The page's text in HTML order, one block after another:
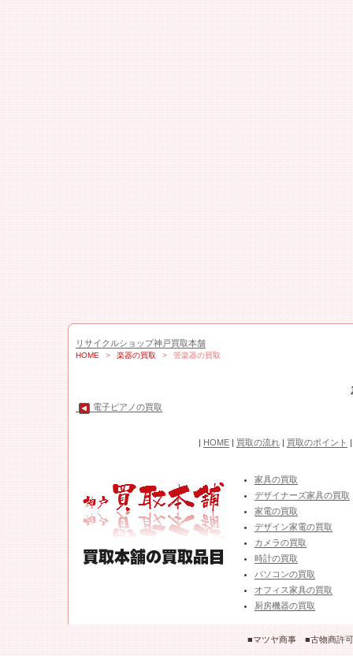
リサイクルショップ神戸買取本舗
HOME > 楽器の買取 > 管楽器の買取
電子ピアノの買取
| HOME | 買取の流れ | 買取のポイント
家具の買取
デザイナーズ家具の買取
家電の買取
デザイン家電の買取
カメラの買取
時計の買取
パソコンの買取
オフィス家具の買取
厨房機器の買取
■マツヤ商事 ■古物商許